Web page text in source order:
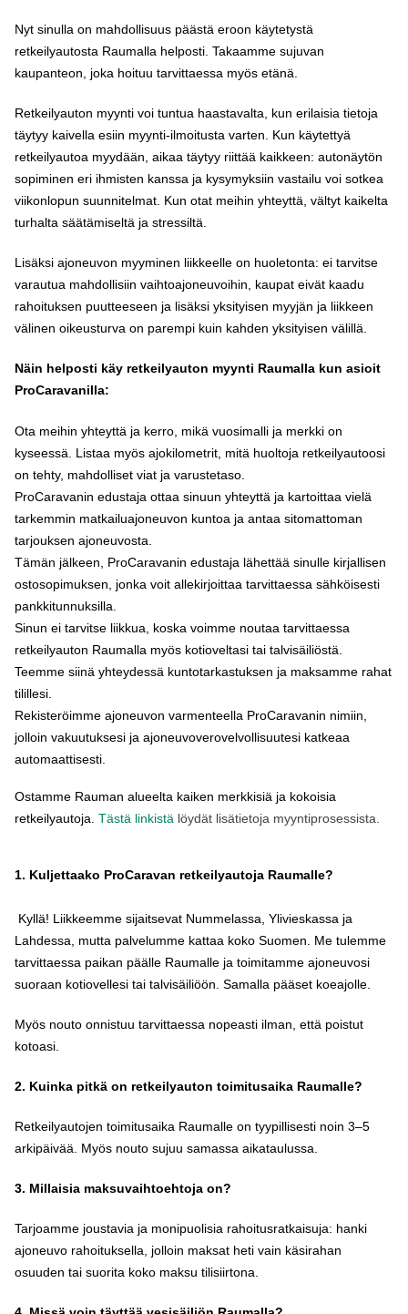
Nyt sinulla on mahdollisuus päästä eroon käytetystä
retkeilyautosta Raumalla helposti. Takaamme sujuvan
kaupanteon, joka hoituu tarvittaessa myös etänä.
Retkeilyauton myynti voi tuntua haastavalta, kun erilaisia tietoja
täytyy kaivella esiin myynti-ilmoitusta varten. Kun käytettyä
retkeilyautoa myydään, aikaa täytyy riittää kaikkeen: autonäytön
sopiminen eri ihmisten kanssa ja kysymyksiin vastailu voi sotkea
viikonlopun suunnitelmat. Kun otat meihin yhteyttä, vältyt kaikelta
turhalta säätämiseltä ja stressiltä.
Lisäksi ajoneuvon myyminen liikkeelle on huoletonta: ei tarvitse
varautua mahdollisiin vaihtoajoneuvoihin, kaupat eivät kaadu
rahoituksen puutteeseen ja lisäksi yksityisen myyjän ja liikkeen
välinen oikeusturva on parempi kuin kahden yksityisen välillä.
Näin helposti käy retkeilyauton myynti Raumalla kun asioit
ProCaravanilla:
Ota meihin yhteyttä ja kerro, mikä vuosimalli ja merkki on
kyseessä. Listaa myös ajokilometrit, mitä huoltoja retkeilyautoosi
on tehty, mahdolliset viat ja varustetaso.
ProCaravanin edustaja ottaa sinuun yhteyttä ja kartoittaa vielä
tarkemmin matkailuajoneuvon kuntoa ja antaa sitomattoman
tarjouksen ajoneuvosta.
Tämän jälkeen, ProCaravanin edustaja lähettää sinulle kirjallisen
ostosopimuksen, jonka voit allekirjoittaa tarvittaessa sähköisesti
pankkitunnuksilla.
Sinun ei tarvitse liikkua, koska voimme noutaa tarvittaessa
retkeilyauton Raumalla myös kotioveltasi tai talvisäiliöstä.
Teemme siinä yhteydessä kuntotarkastuksen ja maksamme rahat
tilillesi.
Rekisteröimme ajoneuvon varmenteella ProCaravanin nimiin,
jolloin vakuutuksesi ja ajoneuvoverovelvollisuutesi katkeaa
automaattisesti.
Ostamme Rauman alueelta kaiken merkkisiä ja kokoisia
retkeilyautoja. Tästä linkistä löydät lisätietoja myyntiprosessista.
1. Kuljettaako ProCaravan retkeilyautoja Raumalle?
Kyllä! Liikkeemme sijaitsevat Nummelassa, Ylivieskassa ja
Lahdessa, mutta palvelumme kattaa koko Suomen. Me tulemme
tarvittaessa paikan päälle Raumalle ja toimitamme ajoneuvosi
suoraan kotiovellesi tai talvisäiliöön. Samalla pääset koeajolle.
Myös nouto onnistuu tarvittaessa nopeasti ilman, että poistut
kotoasi.
2. Kuinka pitkä on retkeilyauton toimitusaika Raumalle?
Retkeilyautojen toimitusaika Raumalle on tyypillisesti noin 3–5
arkipäivää. Myös nouto sujuu samassa aikataulussa.
3. Millaisia maksuvaihtoehtoja on?
Tarjoamme joustavia ja monipuolisia rahoitusratkaisuja: hanki
ajoneuvo rahoituksella, jolloin maksat heti vain käsirahan
osuuden tai suorita koko maksu tilisiirtona.